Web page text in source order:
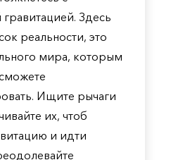
Здесь
реальности, это
мира, которым
Ищите рычаги
их, чтоб
и идти